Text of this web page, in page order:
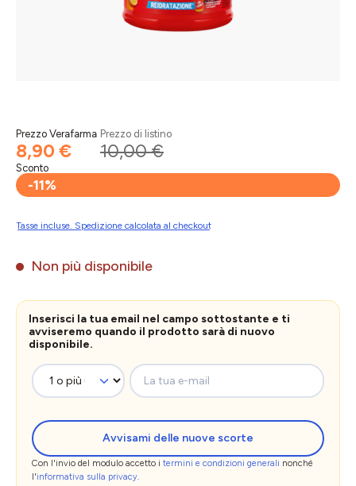
Prezzo Verafarma
8,90 €
Prezzo di listino
10,00 €
Sconto
-11%
Tasse incluse. Spedizione calcolata al checkout
Non più disponibile
Inserisci la tua email nel campo sottostante e ti
avviseremo quando il prodotto sarà di nuovo
disponibile.
La tua e-mail
Avvisami delle nuove scorte
Con l'invio del modulo accetto i termini e condizioni generali nonché
l'informativa sulla privacy.